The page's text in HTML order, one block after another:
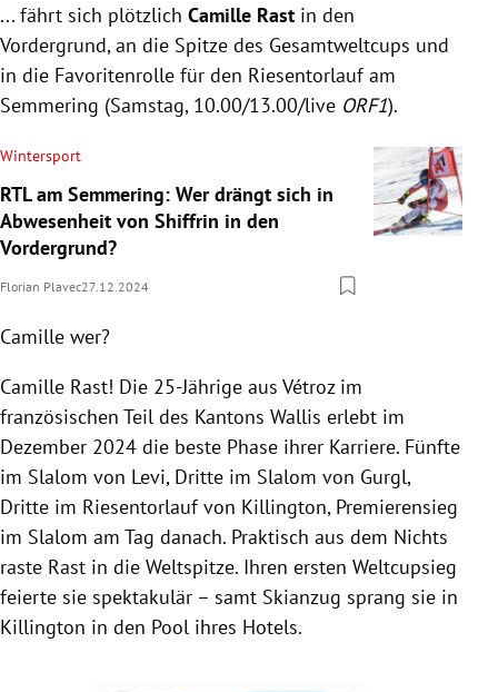
... fährt sich plötzlich Camille Rast in den
Vordergrund, an die Spitze des Gesamtweltcups und
in die Favoritenrolle für den Riesentorlauf am
Semmering (Samstag, 10.00/13.00/live ORF1).
Wintersport
RTL am Semmering: Wer drängt sich in
Abwesenheit von Shiffrin in den
Vordergrund?
Florian Plavec27.12.2024
Camille wer?
Camille Rast! Die 25-Jährige aus Vétroz im
französischen Teil des Kantons Wallis erlebt im
Dezember 2024 die beste Phase ihrer Karriere. Fünfte
im Slalom von Levi, Dritte im Slalom von Gurgl,
Dritte im Riesentorlauf von Killington, Premierensieg
im Slalom am Tag danach. Praktisch aus dem Nichts
raste Rast in die Weltspitze. Ihren ersten Weltcupsieg
feierte sie spektakulär – samt Skianzug sprang sie in
Killington in den Pool ihres Hotels.